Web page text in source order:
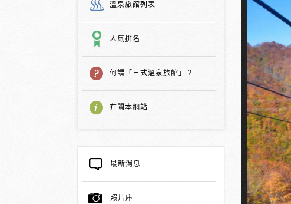
溫泉旅館列表
人氣排名
何謂「日式溫泉旅館」？
有關本網站
最新消息
照片庫